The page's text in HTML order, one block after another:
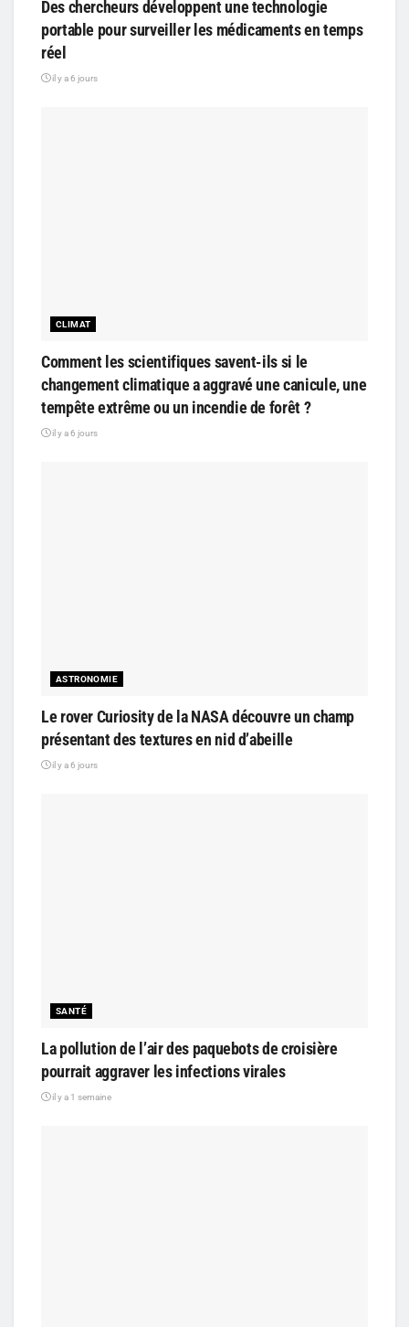
Des chercheurs développent une technologie
portable pour surveiller les médicaments en temps
réel
il y a 6 jours
CLIMAT
Comment les scientifiques savent-ils si le
changement climatique a aggravé une canicule, une
tempête extrême ou un incendie de forêt ?
il y a 6 jours
ASTRONOMIE
Le rover Curiosity de la NASA découvre un champ
présentant des textures en nid d’abeille
il y a 6 jours
SANTÉ
La pollution de l’air des paquebots de croisière
pourrait aggraver les infections virales
il y a 1 semaine